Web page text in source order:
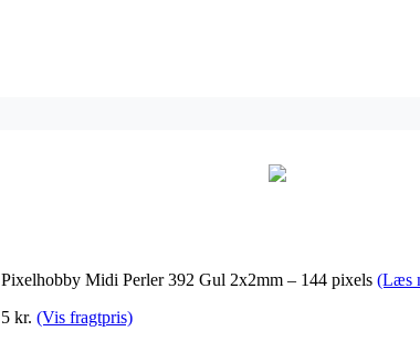
Pixelhobby Midi Perler 392 Gul 2x2mm – 144 pixels (Læs
5 kr. (Vis fragtpris)